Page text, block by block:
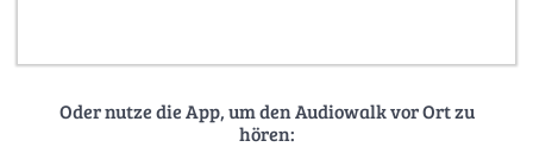
Oder nutze die App, um den Audiowalk vor Ort zu
hören: